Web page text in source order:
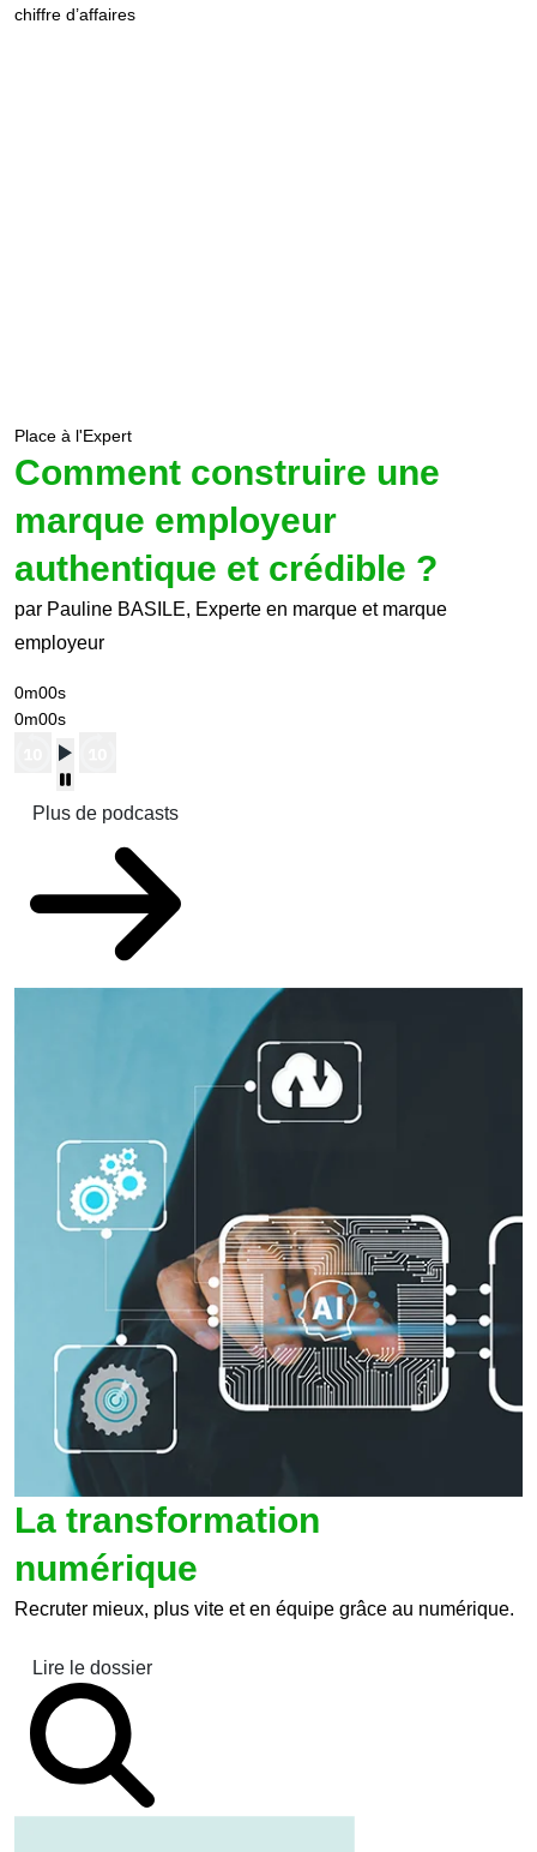
chiffre d’affaires
Place à l'Expert
Comment construire une
marque employeur
authentique et crédible ?
par Pauline BASILE, Experte en marque et marque
employeur
0m00s
0m00s
Plus de podcasts
La transformation
numérique
Recruter mieux, plus vite et en équipe grâce au numérique.
Lire le dossier